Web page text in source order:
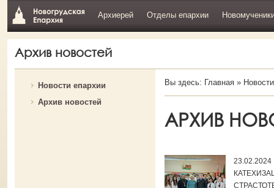
Архиерей Отделы епархии
Архив новостей
Новости епархии
Архив новостей
Вы здесь: Главная» Новости
АРХИВ